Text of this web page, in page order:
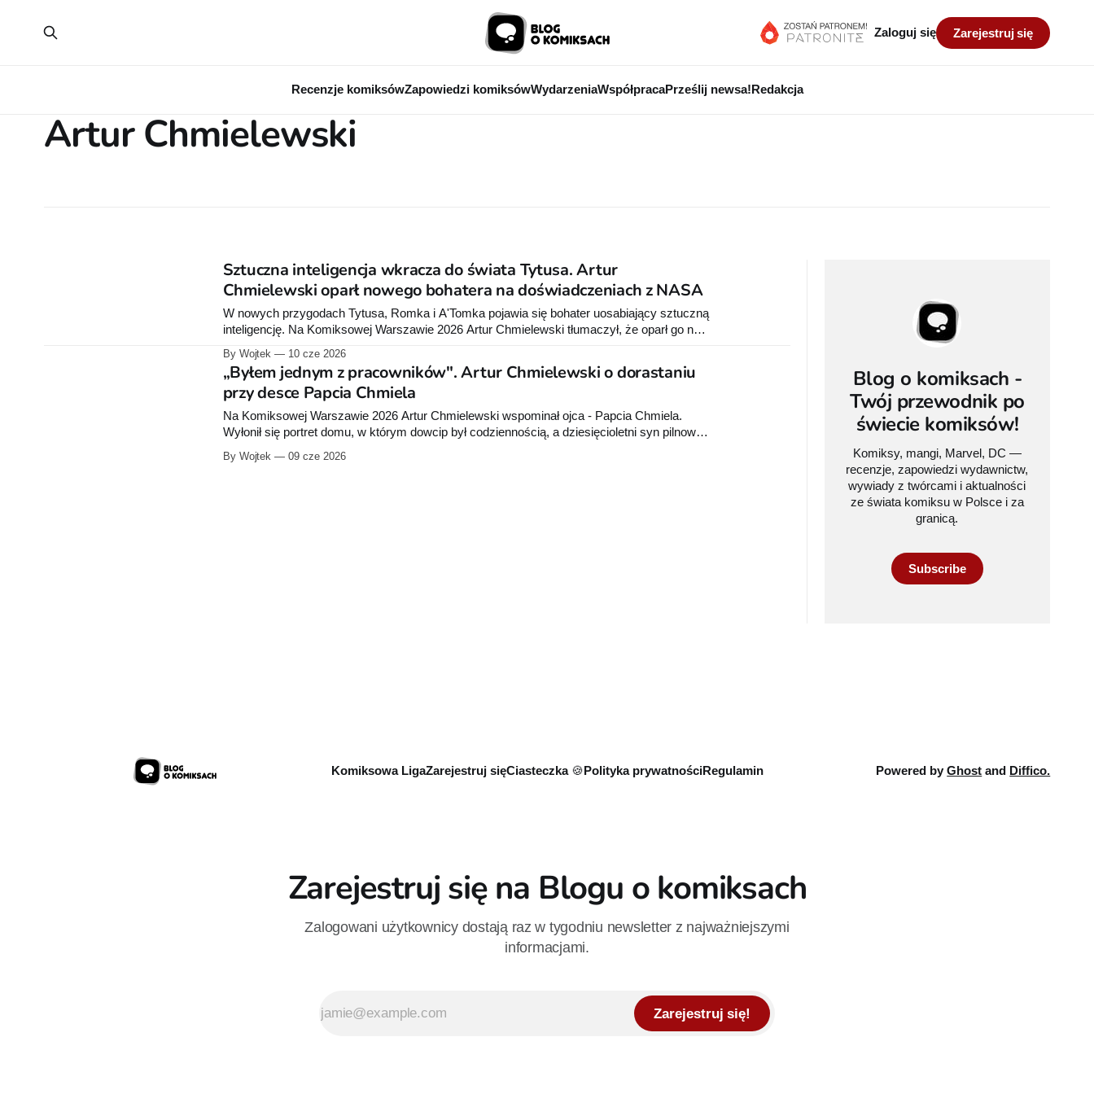
Recenzje komiksówZapowiedzi komiksówWydarzeniaWspółpracaPrześlij newsa!Redakcja
Zaloguj się Zarejestruj się
Artur Chmielewski
Sztuczna inteligencja wkracza do świata Tytusa. Artur
Chmielewski oparł nowego bohatera na doświadczeniach z NASA
W nowych przygodach Tytusa, Romka i A'Tomka pojawia się bohater uosabiający sztuczną
inteligencję. Na Komiksowej Warszawie 2026 Artur Chmielewski tłumaczył, że oparł go na
By Wojtek 10 cze 2026
„Byłem jednym z pracowników". Artur Chmielewski o dorastaniu
przy desce Papcia Chmiela
Na Komiksowej Warszawie 2026 Artur Chmielewski wspominał ojca - Papcia Chmiela.
Wyłonił się portret domu, w którym dowcip był codziennością, a dziesięcioletni syn pilnował
By Wojtek 09 cze 2026
Blog o komiksach -
Twój przewodnik po
świecie komiksów!
Komiksy, mangi, Marvel, DC —
recenzje, zapowiedzi wydawnictw,
wywiady z twórcami i aktualności
ze świata komiksu w Polsce i za
granicą.
Subscribe
Komiksowa LigaZarejestruj sięCiasteczka 🍪Polityka prywatnościRegulamin Powered byGhost and Diffico.
Zarejestruj się na Blogu o komiksach
Zalogowani użytkownicy dostają raz w tygodniu newsletter z najważniejszymi
informacjami.
Zarejestruj się!